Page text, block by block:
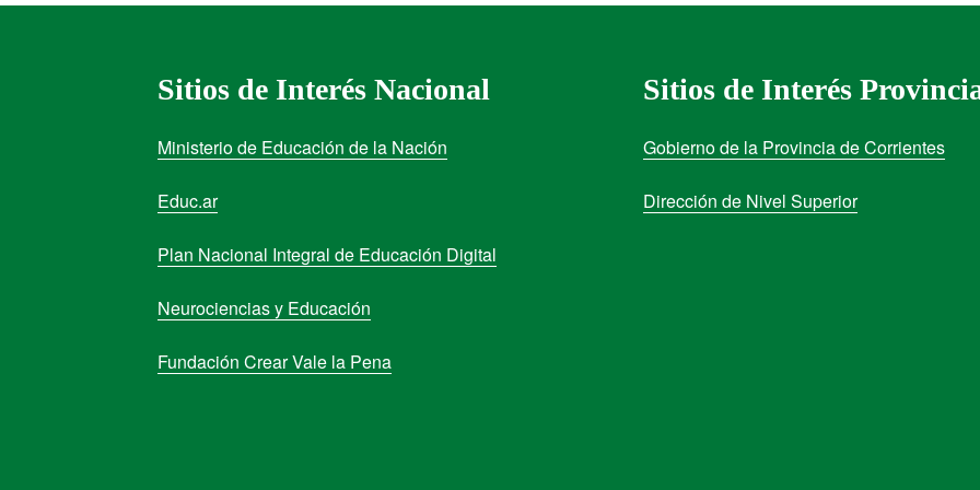
Sitios de Interés Nacional
Ministerio de Educación de la Nación
Educ.ar
Plan Nacional Integral de Educación Digital
Neurociencias y Educación
Fundación Crear Vale la Pena
Sitios de Interés
Gobierno de la Provincia de Corrientes
Dirección de Nivel Superior